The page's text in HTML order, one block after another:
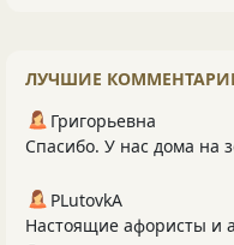
ЛУЧШИЕ
Григорьевна
Спасибо. У нас дома на
PLutоvkА
Настоящие афористы и